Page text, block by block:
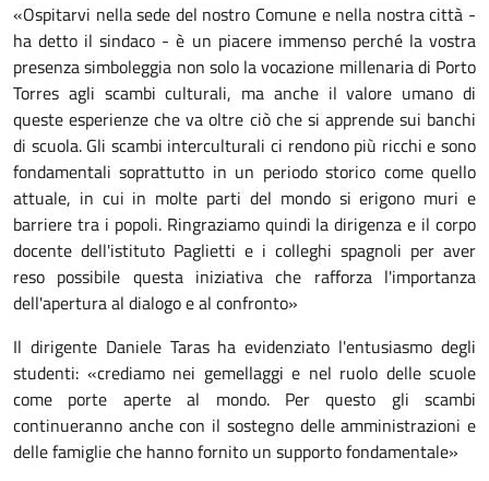
«Ospitarvi nella sede del nostro Comune e nella nostra città -
ha detto il sindaco - è un piacere immenso perché la vostra
presenza simboleggia non solo la vocazione millenaria di Porto
Torres agli scambi culturali, ma anche il valore umano di
queste esperienze che va oltre ciò che si apprende sui banchi
di scuola. Gli scambi interculturali ci rendono più ricchi e sono
fondamentali soprattutto in un periodo storico come quello
attuale, in cui in molte parti del mondo si erigono muri e
barriere tra i popoli. Ringraziamo quindi la dirigenza e il corpo
docente dell'istituto Paglietti e i colleghi spagnoli per aver
reso possibile questa iniziativa che rafforza l'importanza
dell'apertura al dialogo e al confronto»
Il dirigente Daniele Taras ha evidenziato l'entusiasmo degli
studenti: «crediamo nei gemellaggi e nel ruolo delle scuole
come porte aperte al mondo. Per questo gli scambi
continueranno anche con il sostegno delle amministrazioni e
delle famiglie che hanno fornito un supporto fondamentale»